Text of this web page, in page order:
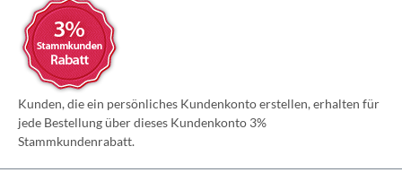
Kunden, die ein persönliches Kundenkonto erstellen, erhalten für
jede Bestellung über dieses Kundenkonto 3%
Stammkundenrabatt.